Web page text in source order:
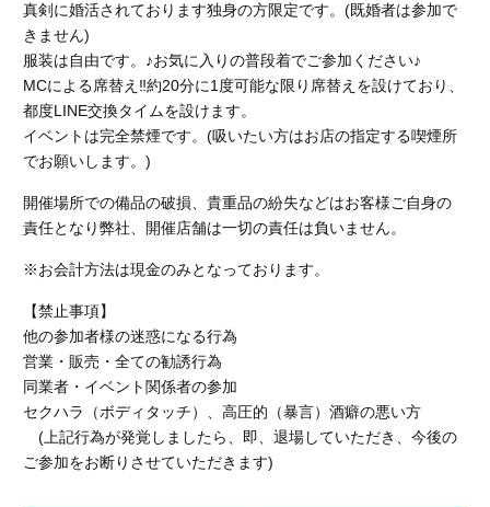
真剣に婚活されております独身の方限定です。(既婚者は参加で
きません)
服装は自由です。♪お気に入りの普段着でご参加ください♪
MCによる席替え‼︎約20分に1度可能な限り席替えを設けており、
都度LINE交換タイムを設けます。
イベントは完全禁煙です。(吸いたい方はお店の指定する喫煙所
でお願いします。)
開催場所での備品の破損、貴重品の紛失などはお客様ご自身の
責任となり弊社、開催店舗は一切の責任は負いません。
※お会計方法は現金のみとなっております。
【禁止事項】
他の参加者様の迷惑になる行為
営業・販売・全ての勧誘行為
同業者・イベント関係者の参加
セクハラ（ボディタッチ）、高圧的（暴言）酒癖の悪い方
(上記行為が発覚しましたら、即、退場していただき、今後の
ご参加をお断りさせていただきます)